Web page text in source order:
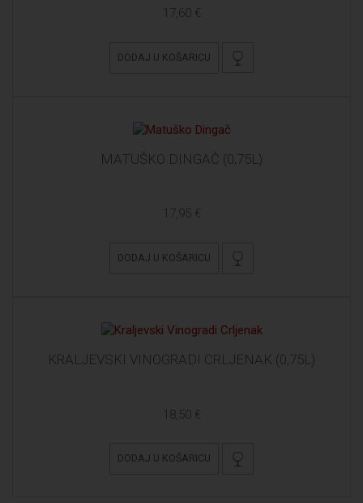
17,60 €
DODAJ U KOŠARICU
MATUŠKO DINGAČ (0,75L)
17,95 €
DODAJ U KOŠARICU
KRALJEVSKI VINOGRADI CRLJENAK (0,75L)
18,50 €
DODAJ U KOŠARICU